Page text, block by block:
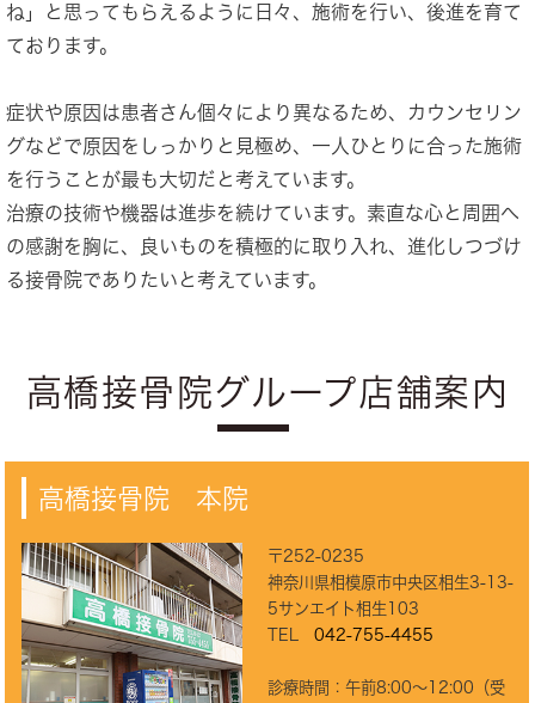
ね」と思ってもらえるように日々、施術を行い、後進を育て
ております。
症状や原因は患者さん個々により異なるため、カウンセリン
グなどで原因をしっかりと見極め、一人ひとりに合った施術
を行うことが最も大切だと考えています。
治療の技術や機器は進歩を続けています。素直な心と周囲へ
の感謝を胸に、良いものを積極的に取り入れ、進化しつづけ
る接骨院でありたいと考えています。
高橋接骨院グループ店舗案内
高橋接骨院 本院
〒252-0235
神奈川県相模原市中央区相生3-13-
5サンエイト相生103
TEL 042-755-4455
診療時間：午前8:00〜12:00（受